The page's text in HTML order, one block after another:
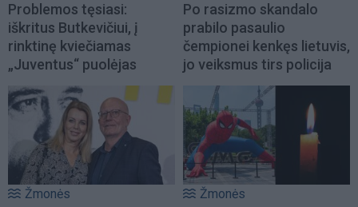
Problemos tęsiasi:
iškritus Butkevičiui, į
rinktinę kviečiamas
„Juventus“ puolėjas
Po rasizmo skandalo
prabilo pasaulio
čempionei kenkęs lietuvis,
jo veiksmus tirs policija
Žmonės Žmonės